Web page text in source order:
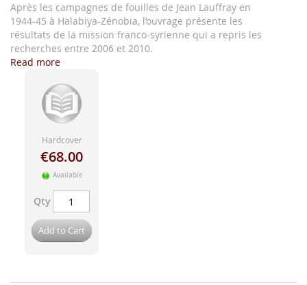
Après les campagnes de fouilles de Jean Lauffray en
1944-45 à Halabiya-Zénobia, l’ouvrage présente les
résultats de la mission franco-syrienne qui a repris les
recherches entre 2006 et 2010.
Read more
Hardcover
€68.00
Available
Qty
Add to Cart